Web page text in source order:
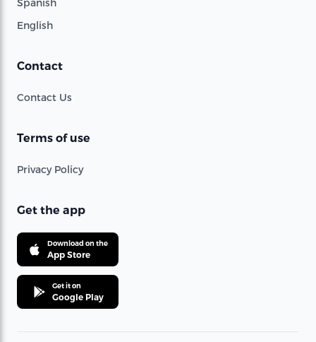
English
Contact
Contact Us
Terms of use
Privacy Policy
Get the app
Download on the
App Store
Get it on
Google Play